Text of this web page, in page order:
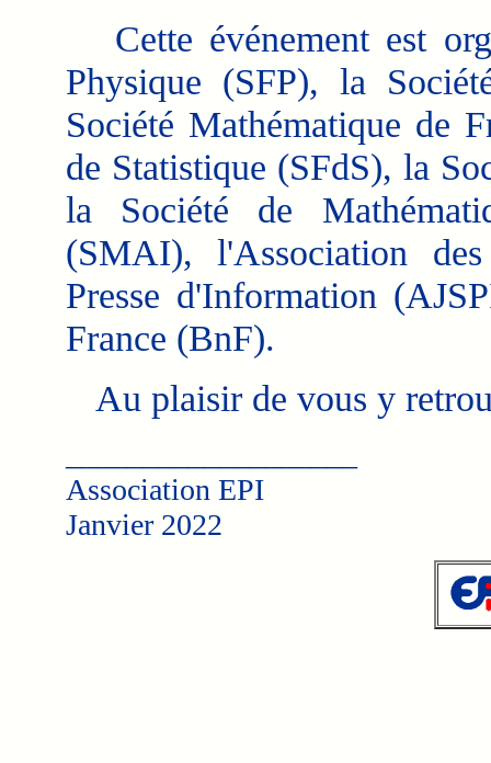
Cette événement est
Physique (SFP), la
Société Mathématique de
de Statistique (SFdS), la
la Société de
(SMAI), l'Association
Presse d'Information
France (BnF).
Au plaisir de vous y
Association EPI
Janvier 2022